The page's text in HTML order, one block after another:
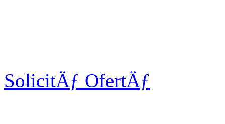
SolicitÄƒ OfertÄƒ